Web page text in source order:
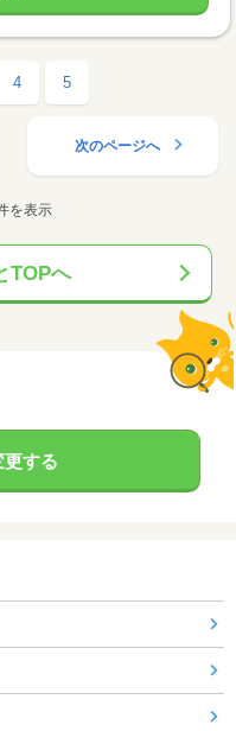
4 5
次のページへ
を表示
TOPへ
する